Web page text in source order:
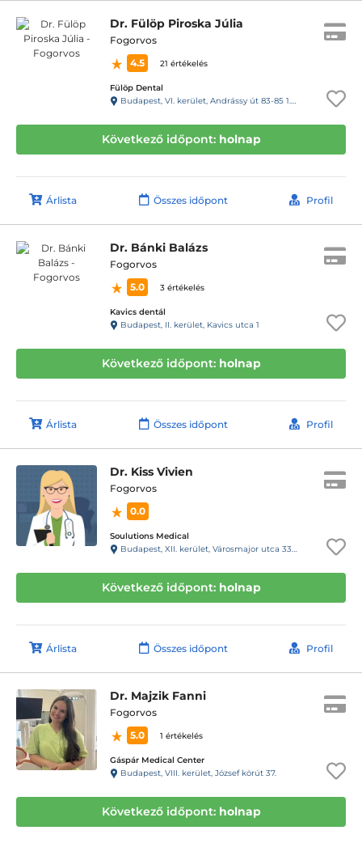
Dr. Fülöp Piroska Júlia
Fogorvos
4.5
21 értékelés
Fülöp Dental
Budapest, VI. kerület, Andrássy út 83-85 1.e/26, Kapucsengő: 40
Következő időpont: holnap
Árlista Összes időpont Profil
Dr. Bánki Balázs
Fogorvos
5.0
3 értékelés
Kavics dentál
Budapest, II. kerület, Kavics utca 1
Következő időpont: holnap
Árlista Összes időpont Profil
Dr. Kiss Vivien
Fogorvos
0.0
Soulutions Medical
Budapest, XII. kerület, Városmajor utca 33 1/3
Következő időpont: holnap
Árlista Összes időpont Profil
Dr. Majzik Fanni
Fogorvos
5.0
1 értékelés
Gáspár Medical Center
Budapest, VIII. kerület, József körút 37.
Következő időpont: holnap